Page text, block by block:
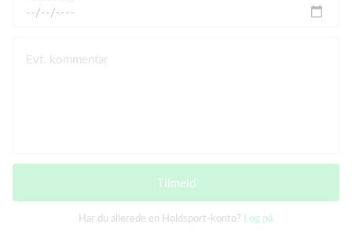
Evt. kommentar
Tilmeld
Har du allerede en Holdsport-konto? Log på